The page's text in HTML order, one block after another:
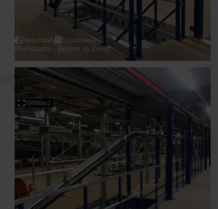
Netherlands E-commerce
Bleckmann – Bergen op Zoom
18000m2